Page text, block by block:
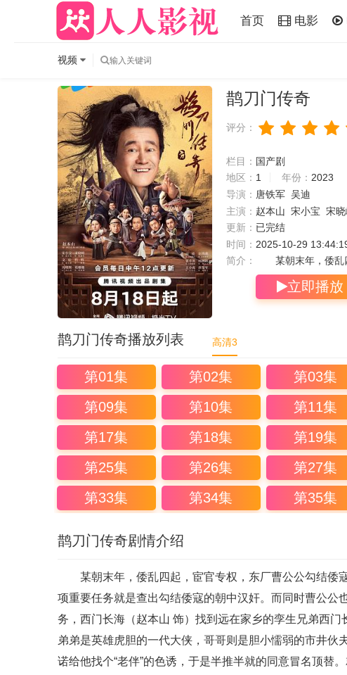
首页 电影
视频
鹊刀门传奇
评分：
栏目： 国产剧
地区： 1 年份： 2023
导演： 唐铁军 吴迪
主演： 赵本山 宋小宝 宋
更新： 已完结
时间： 2025-10-29
简介：
某朝末年，倭乱四
立即播放
鹊刀门传奇播放列表 高清3
第01集 第02集 第03集
第09集
第10集 第11集
第17集
第18集 第19集
第25集
第26集 第27集
第33集
第34集 第35集
鹊刀门传奇剧情介绍
某朝末年，倭乱四起，宦官专权，东厂曹公公勾结倭
项重要任务就是查出勾结倭寇的朝中汉奸。而同时曹公
务，西门长海（赵本山 饰）找到远在家乡的孪生兄弟西
弟弟是英雄虎胆的一代大侠，哥哥则是胆小懦弱的市井
诺给他找个“老伴”的色诱，于是半推半就的同意冒名顶替